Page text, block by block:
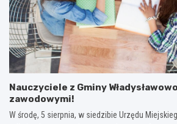
Nauczyciele z Gminy
zawodowymi!
W środę, 5 sierpnia, w siedzibie Urzędu